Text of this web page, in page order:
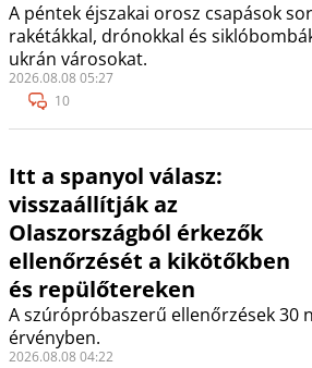
A péntek éjszakai orosz csapások
rakétákkal, drónokkal és
ukrán városokat.
2026.08.08 05:27
10
Itt a spanyol válasz:
visszaállítják az
Olaszországból érkezők
ellenőrzését a kikötőkben
és repülőtereken
A szúrópróbaszerű ellenőrzések 30
érvényben.
2026.08.08 04:22